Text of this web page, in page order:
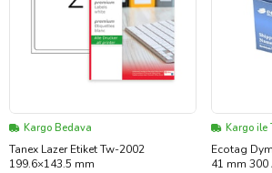
Kargo Bedava
Tanex Lazer Etiket Tw-2002
199.6×143.5 mm
Kargo ile
Ecotag
41 mm 300